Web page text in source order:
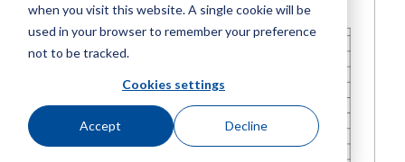
when you visit this website. A single cookie will be
used in your browser to remember your preference
not to be tracked.
Cookies settings
Accept Decline